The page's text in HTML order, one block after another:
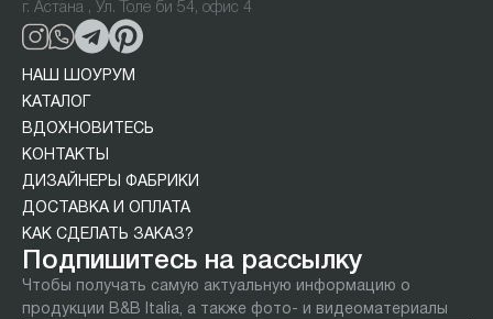
г. Астана , Ул. Толе би 54, офис 4
НАШ ШОУРУМ
КАТАЛОГ
ВДОХНОВИТЕСЬ
КОНТАКТЫ
ДИЗАЙНЕРЫ ФАБРИКИ
ДОСТАВКА И ОПЛАТА
КАК СДЕЛАТЬ ЗАКАЗ?
Подпишитесь на рассылку
Чтобы получать самую актуальную информацию о
продукции B&B Italia, а также фото- и видеоматериалы